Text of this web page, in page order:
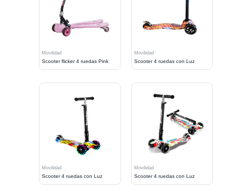
Movilidad
Scooter flicker 4 ruedas Pink
Movilidad
Scooter 4 ruedas con Luz
Movilidad
Scooter 4 ruedas con Luz
Movilidad
Scooter 4 ruedas con Luz